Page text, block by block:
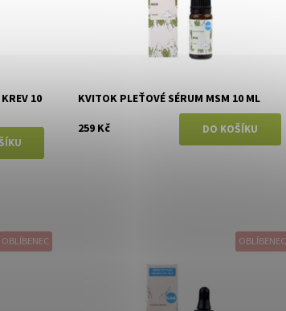
10
KVITOK PLEŤOVÉ SÉRUM MSM 10 ML
259 Kč
OBLÍBENEC OBLÍBENEC
Kvitok